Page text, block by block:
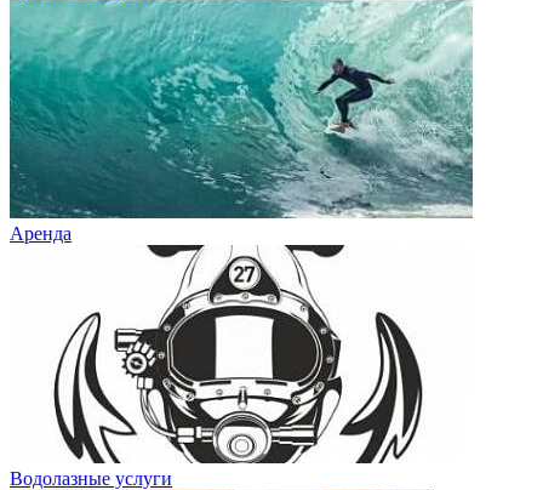
Аренда
Водолазные услуги